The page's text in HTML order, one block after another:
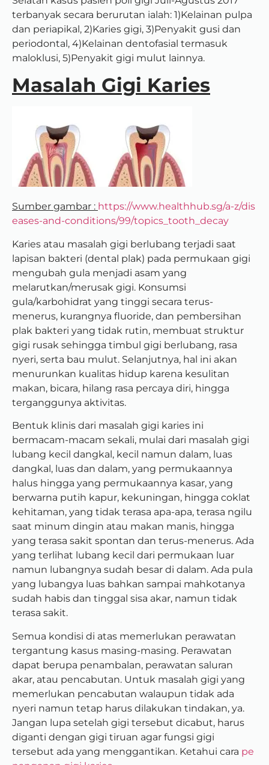
terbanyak secara berurutan ialah: 1)Kelainan pulpa
dan periapikal, 2)Karies gigi, 3)Penyakit gusi dan
periodontal, 4)Kelainan dentofasial termasuk
maloklusi, 5)Penyakit gigi mulut lainnya.
Masalah Gigi Karies
Sumber gambar : https://www.healthhub.sg/a-z/dis
eases-and-conditions/99/topics_tooth_decay
Karies atau masalah gigi berlubang terjadi saat
lapisan bakteri (dental plak) pada permukaan gigi
mengubah gula menjadi asam yang
melarutkan/merusak gigi. Konsumsi
gula/karbohidrat yang tinggi secara terus-
menerus, kurangnya fluoride, dan pembersihan
plak bakteri yang tidak rutin, membuat struktur
gigi rusak sehingga timbul gigi berlubang, rasa
nyeri, serta bau mulut. Selanjutnya, hal ini akan
menurunkan kualitas hidup karena kesulitan
makan, bicara, hilang rasa percaya diri, hingga
terganggunya aktivitas.
Bentuk klinis dari masalah gigi karies ini
bermacam-macam sekali, mulai dari masalah gigi
lubang kecil dangkal, kecil namun dalam, luas
dangkal, luas dan dalam, yang permukaannya
halus hingga yang permukaannya kasar, yang
berwarna putih kapur, kekuningan, hingga coklat
kehitaman, yang tidak terasa apa-apa, terasa ngilu
saat minum dingin atau makan manis, hingga
yang terasa sakit spontan dan terus-menerus. Ada
yang terlihat lubang kecil dari permukaan luar
namun lubangnya sudah besar di dalam. Ada pula
yang lubangya luas bahkan sampai mahkotanya
sudah habis dan tinggal sisa akar, namun tidak
terasa sakit.
Semua kondisi di atas memerlukan perawatan
tergantung kasus masing-masing. Perawatan
dapat berupa penambalan, perawatan saluran
akar, atau pencabutan. Untuk masalah gigi yang
memerlukan pencabutan walaupun tidak ada
nyeri namun tetap harus dilakukan tindakan, ya.
Jangan lupa setelah gigi tersebut dicabut, harus
diganti dengan gigi tiruan agar fungsi gigi
tersebut ada yang menggantikan. Ketahui cara pe